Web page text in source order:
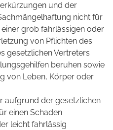
und der
nicht für
grob fahrlässigen oder
von Pflichten des
gesetzlichen Vertreters
beruhen sowie
von Leben, Körper oder
aufgrund der gesetzlichen
einen Schaden
leicht fahrlässig